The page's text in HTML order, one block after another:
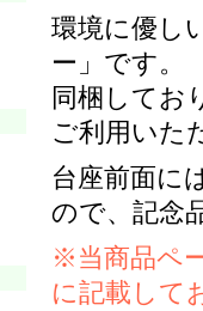
環境に優し
ー」です。
同梱してお
ご利用いた
台座前面に
ので、記念
※当商品ペ
に記載して